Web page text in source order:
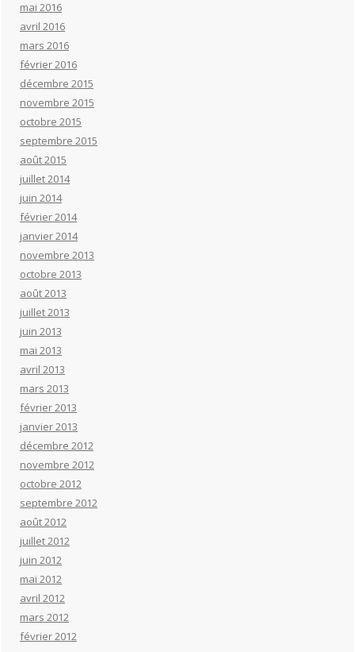
mai 2016
avril 2016
mars 2016
février 2016
décembre 2015
novembre 2015
octobre 2015
septembre 2015
août 2015
juillet 2014
juin 2014
février 2014
janvier 2014
novembre 2013
octobre 2013
août 2013
juillet 2013
juin 2013
mai 2013
avril 2013
mars 2013
février 2013
janvier 2013
décembre 2012
novembre 2012
octobre 2012
septembre 2012
août 2012
juillet 2012
juin 2012
mai 2012
avril 2012
mars 2012
février 2012